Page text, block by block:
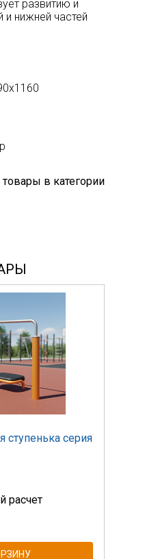
развитию и
и нижней частей
в категории
ступенька серия
расчет